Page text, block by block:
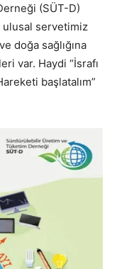
(SÜT-D)
ulusal servetimiz
doğa sağlığına
var. Haydi “İsrafı
başlatalım”